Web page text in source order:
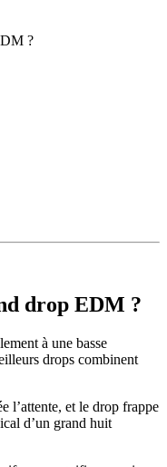
?
drop EDM ?
à une basse
drops combinent
l’attente, et le drop frappe
d’un grand huit